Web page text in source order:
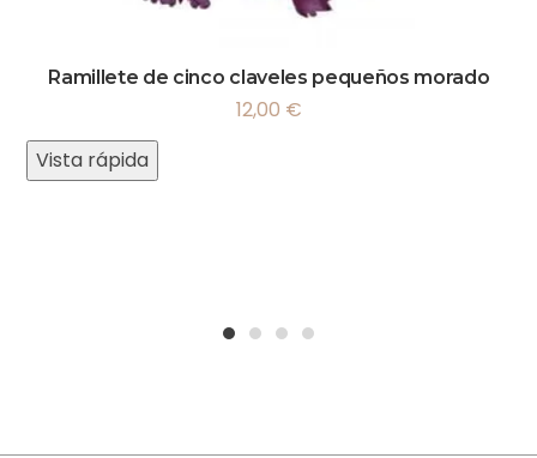
Ramillete de cinco claveles pequeños morado
12,00 €
Vista rápida